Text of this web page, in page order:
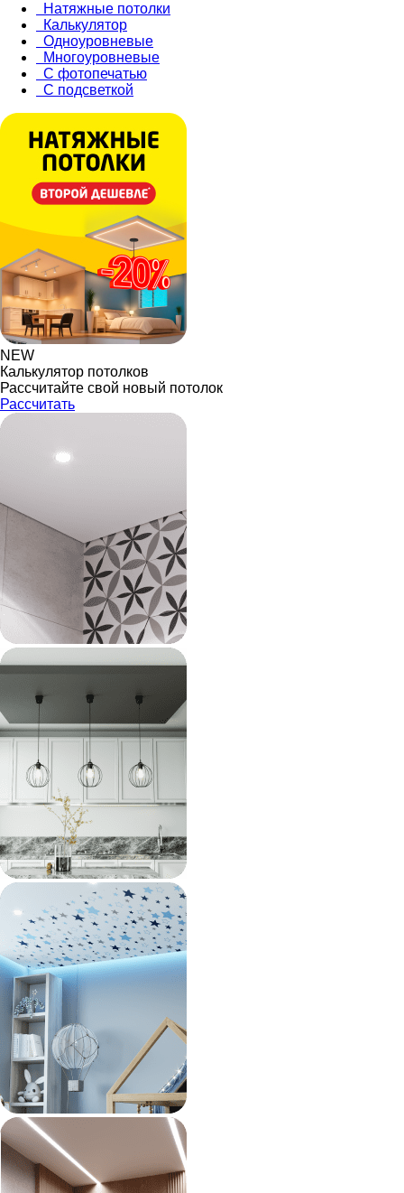
Натяжные потолки
Калькулятор
Одноуровневые
Многоуровневые
С фотопечатью
С подсветкой
NEW
Калькулятор потолков
Рассчитайте свой новый потолок
Рассчитать